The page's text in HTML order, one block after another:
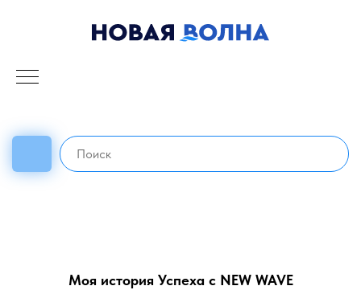
Моя история Успеха с NEW WAVE